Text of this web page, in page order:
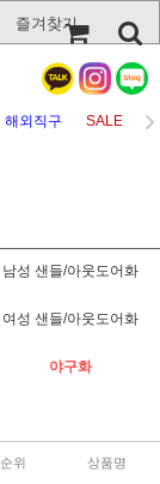
즐겨찾기
해외직구 SALE
남성 샌들/아웃도어화
여성 샌들/아웃도어화
야구화
위 상품명